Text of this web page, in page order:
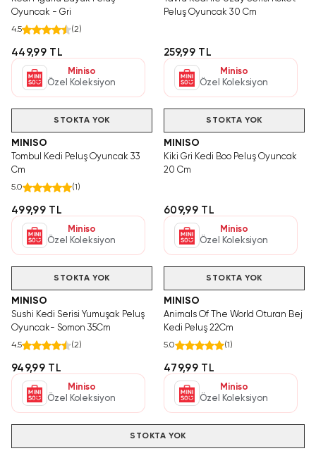
Oyuncak - Gri
4.5 (2)
449,99 TL
Miniso
Özel Koleksiyon
Peluş Oyuncak 30 Cm
259,99 TL
Miniso
Özel Koleksiyon
STOKTA YOK
MINISO
Tombul Kedi Peluş Oyuncak 33
Cm
5.0 (1 )
499,99 TL
Miniso
Özel Koleksiyon
STOKTA YOK
MINISO
Kiki Gri Kedi Boo Peluş Oyuncak
20 Cm
609,99 TL
Miniso
Özel Koleksiyon
STOKTA YOK
MINISO
Sushi Kedi Serisi Yumuşak Peluş
Oyuncak- Somon 35Cm
4.5 (2)
949,99 TL
Miniso
Özel Koleksiyon
STOKTA YOK
MINISO
Animals Of The World Oturan Bej
Kedi Peluş 22Cm
5.0 (1 )
479,99 TL
Miniso
Özel Koleksiyon
STOKTA YOK